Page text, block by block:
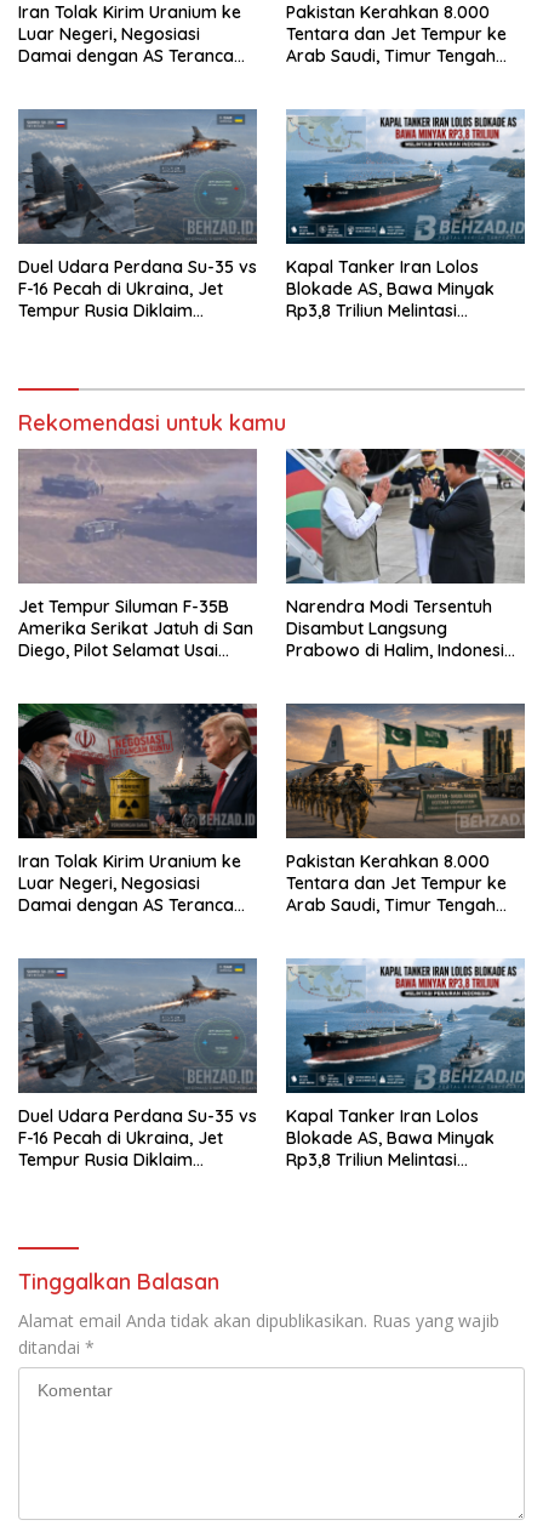
Iran Tolak Kirim Uranium ke
Luar Negeri, Negosiasi
Damai dengan AS Terancam
Pakistan Kerahkan 8.000
Tentara dan Jet Tempur ke
Arab Saudi, Timur Tengah
Duel Udara Perdana Su-35 vs
F-16 Pecah di Ukraina, Jet
Tempur Rusia Diklaim
Kapal Tanker Iran Lolos
Blokade AS, Bawa Minyak
Rp3,8 Triliun Melintasi
Rekomendasi untuk kamu
Jet Tempur Siluman F-35B
Amerika Serikat Jatuh di San
Diego, Pilot Selamat Usai
Narendra Modi Tersentuh
Disambut Langsung
Prabowo di Halim, Indonesia
Iran Tolak Kirim Uranium ke
Luar Negeri, Negosiasi
Damai dengan AS Terancam
Pakistan Kerahkan 8.000
Tentara dan Jet Tempur ke
Arab Saudi, Timur Tengah
Duel Udara Perdana Su-35 vs
F-16 Pecah di Ukraina, Jet
Tempur Rusia Diklaim
Kapal Tanker Iran Lolos
Blokade AS, Bawa Minyak
Rp3,8 Triliun Melintasi
Tinggalkan Balasan
Alamat email Anda tidak akan dipublikasikan. Ruas yang wajib
ditandai *